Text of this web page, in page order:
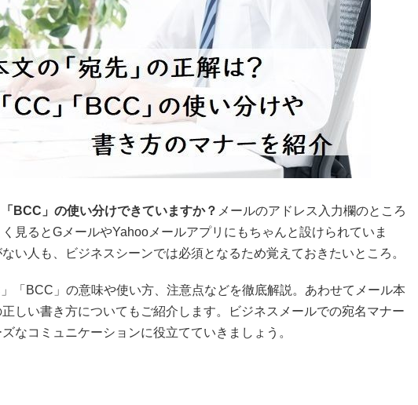
BCC」の使い分けできていますか？ メールのアドレス入力欄のところ
見るとGメールやYahooメールアプリにもちゃんと設けられていま
い人も、ビジネスシーンでは必須となるため覚えておきたいところ。
「BCC」の意味や使い方、注意点などを徹底解説。あわせてメール本
しい書き方についてもご紹介します。ビジネスメールでの宛名マナー
なコミュニケーションに役立てていきましょう。